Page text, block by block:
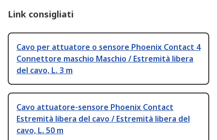
Link consigliati
Cavo per attuatore o sensore Phoenix Contact 4
Connettore maschio Maschio / Estremità libera
del cavo, L. 3 m
Cavo attuatore-sensore Phoenix Contact
Estremità libera del cavo / Estremità libera del
cavo, L. 50 m